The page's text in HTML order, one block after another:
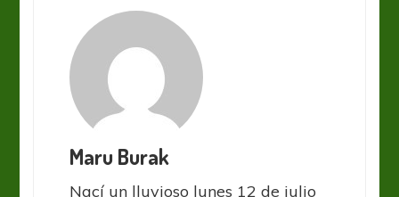
Maru Burak
Nací un lluvioso lunes 12 de julio